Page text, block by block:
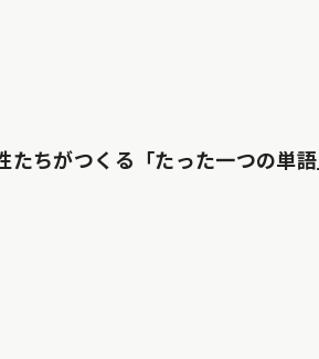
たちがつくる「たった一つの単語